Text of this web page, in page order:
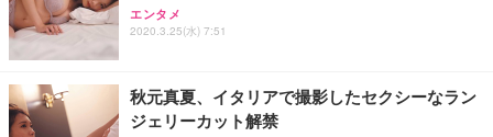
エンタメ
2020.3.25(水) 7:51
秋元真夏、イタリアで撮影したセクシーなラン
ジェリーカット解禁